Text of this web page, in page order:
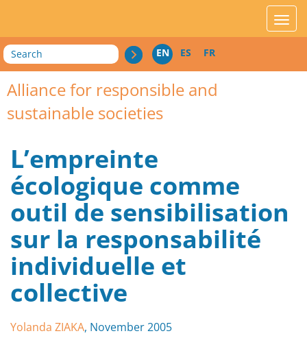
Search EN ES FR
Alliance for responsible and
sustainable societies
L’empreinte
écologique comme
outil de sensibilisation
sur la responsabilité
individuelle et
collective
Yolanda ZIAKA, November 2005